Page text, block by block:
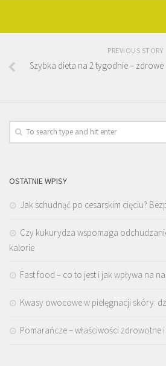
PREVIOUS STORY
Szybka dieta na 2 tygodnie –
OSTATNIE WPISY
Jak schudnąć po cesarskim cięciu?
Czy kukurydza wspomaga
kalorie
Fast food – co to jest i jak wpływa na
Kwasy owocowe w pielęgnacji skóry:
Pomarańcze – właściwości zdrowotne